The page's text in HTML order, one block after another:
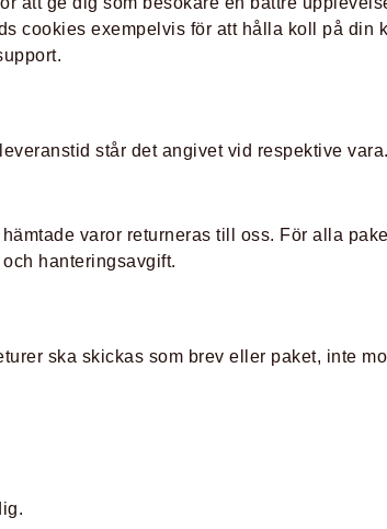
cookies exempelvis för att hålla koll på din
står det angivet vid respektive vara.
varor returneras till oss. För alla
hanteringsavgift.
ska skickas som brev eller paket, inte